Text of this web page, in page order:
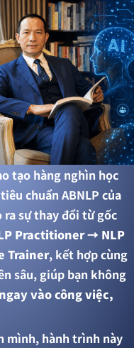
tạo hàng nghìn học
chuẩn ABNLP của
sự thay đổi từ gốc
Practitioner → NLP
Trainer, kết hợp cùng
sâu, giúp bạn không
vào công việc,
mình, hành trình này